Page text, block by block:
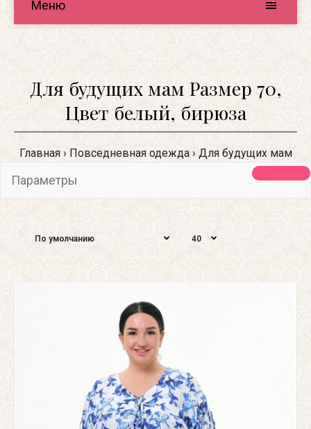
Меню
Для будущих мам Размер 70,
Цвет белый, бирюза
Главная Повседневная одежда Для будущих мам
Параметры